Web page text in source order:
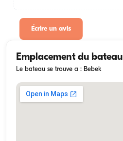
Écrire un avis
Emplacement du bateau
Le bateau se trouve a : Bebek